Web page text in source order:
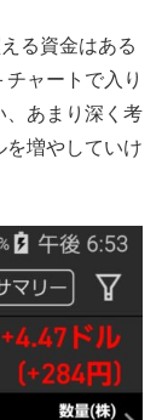
る資金はある
ャートで入り
、あまり深く考
を増やしていけ